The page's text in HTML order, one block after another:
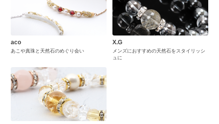
aco
あこや真珠と天然石のめぐり会い
X.G
メンズにおすすめの天然石をスタイリッシ
ュに